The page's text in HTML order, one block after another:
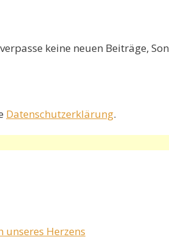
keine neuen Beiträge,
Datenschutzerklärung.
Herzens